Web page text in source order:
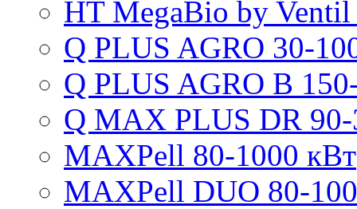
HT MegaBio by
Q PLUS AGRO 30-
Q PLUS AGRO B
Q MAX PLUS DR
MAXPell 80-1000 кВт
MAXPell DUO 80-